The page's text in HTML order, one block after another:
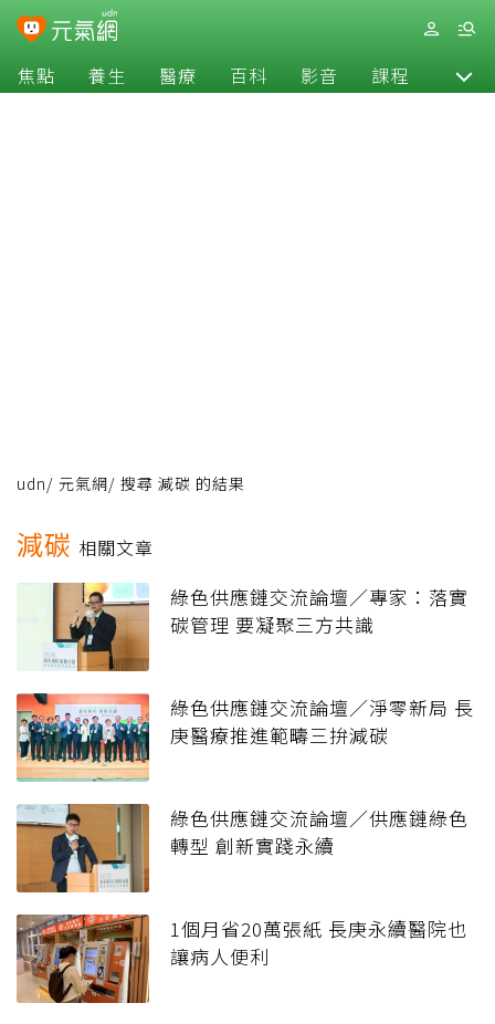
焦點 養生 醫療 百科 影音 課程 退休
udn/ 元氣網/ 搜尋 減碳 的結果
減碳 相關文章
綠色供應鏈交流論壇／專家：落實
碳管理 要凝聚三方共識
綠色供應鏈交流論壇／淨零新局 長
庚醫療推進範疇三拚減碳
綠色供應鏈交流論壇／供應鏈綠色
轉型 創新實踐永續
1個月省20萬張紙 長庚永續醫院也
讓病人便利